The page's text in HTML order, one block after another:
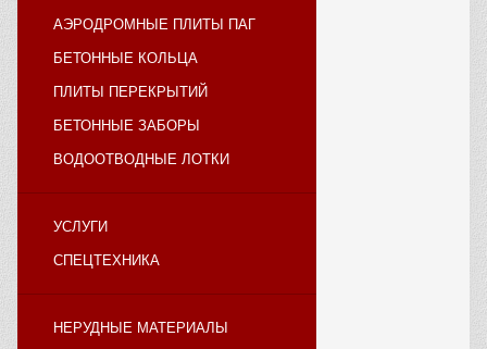
АЭРОДРОМНЫЕ ПЛИТЫ ПАГ
БЕТОННЫЕ КОЛЬЦА
ПЛИТЫ ПЕРЕКРЫТИЙ
БЕТОННЫЕ ЗАБОРЫ
ВОДООТВОДНЫЕ ЛОТКИ
УСЛУГИ
СПЕЦТЕХНИКА
НЕРУДНЫЕ МАТЕРИАЛЫ